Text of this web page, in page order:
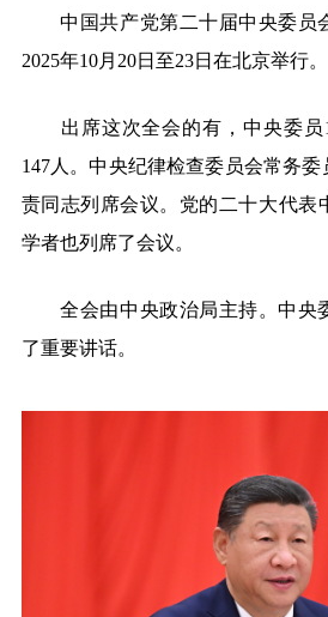
中国共产党第二十届中央委员
2025年10月20日至23日在北京举行。
出席这次全会的有，中央委员
147人。中央纪律检查委员会常务
责同志列席会议。党的二十大代表
学者也列席了会议。
全会由中央政治局主持。中央
了重要讲话。